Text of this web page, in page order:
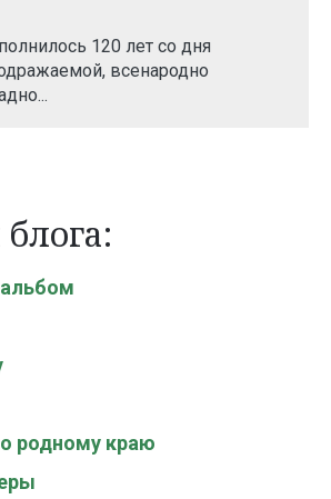
120 лет со дня
всенародно
родному краю